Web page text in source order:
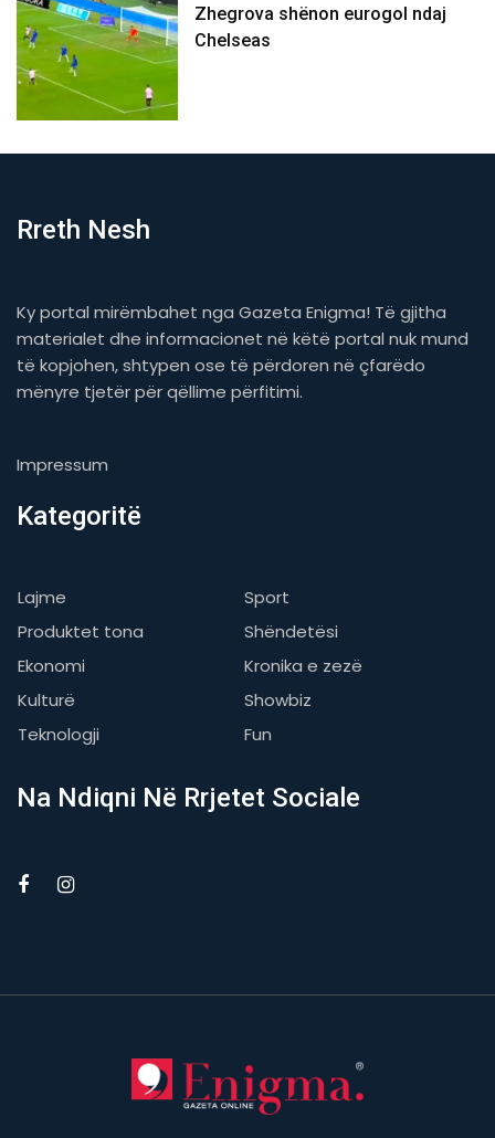
Zhegrova shënon eurogol ndaj
Chelseas
Rreth Nesh
Ky portal mirëmbahet nga Gazeta Enigma! Të gjitha
materialet dhe informacionet në këtë portal nuk mund
të kopjohen, shtypen ose të përdoren në çfarëdo
mënyre tjetër për qëllime përfitimi.
Impressum
Kategoritë
Lajme
Sport
Produktet tona
Shëndetësi
Ekonomi
Kronika e zezë
Kulturë
Showbiz
Teknologji
Fun
Na Ndiqni Në Rrjetet Sociale